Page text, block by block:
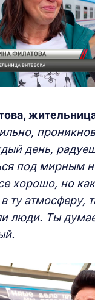
день,
под мирным
хорошо, но
ту атмосферу,
люди. Ты